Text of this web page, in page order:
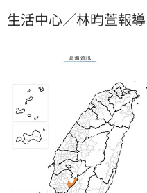
或雷雨，其他地區及金門
生活中心／林昀萱報導